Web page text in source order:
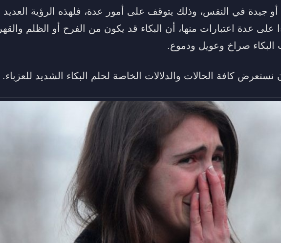
أو جيدة في النفس، وذلك يتوقف على أمور عدة، فلهذه الرؤية العديد
على عدة اعتبارات منها، أن البكاء قد يكون من الفرح أو الظلم والقهر
صراخ وعويل ودموع.
كافة الحالات والدلالات الخاصة لحلم البكاء الشديد للعزباء.